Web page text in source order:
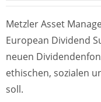
Metzler Asset
European Dividend
neuen
ethischen, sozialen
soll.